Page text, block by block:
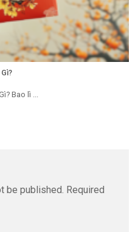
Bao lì ...
be published. Required